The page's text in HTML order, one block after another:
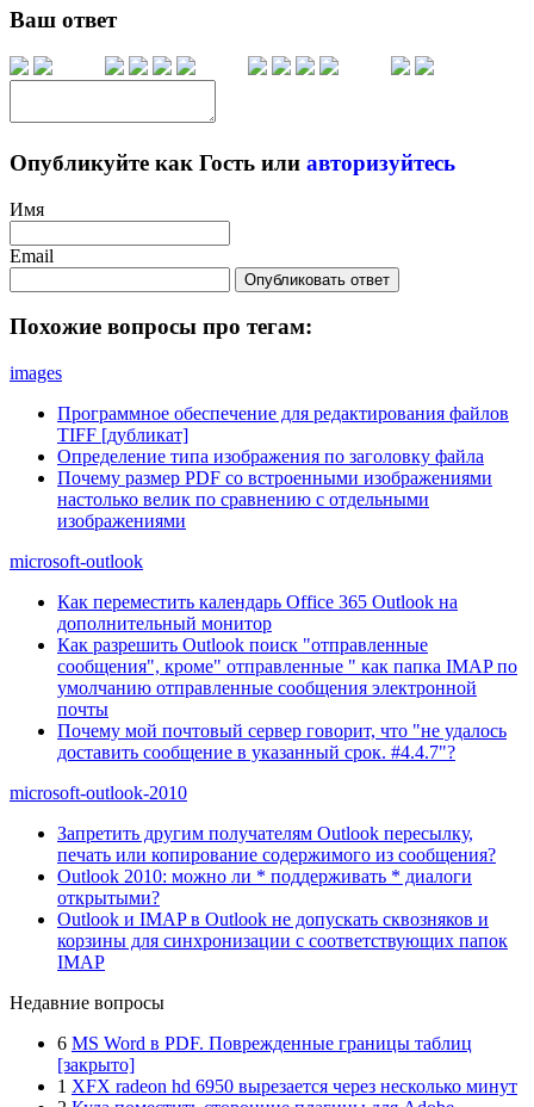
Ваш ответ
Опубликуйте как Гость или авторизуйтесь
Имя
Email
Опубликовать ответ
Похожие вопросы про тегам:
images
Программное обеспечение для редактирования файлов
TIFF [дубликат]
Определение типа изображения по заголовку файла
Почему размер PDF со встроенными изображениями
настолько велик по сравнению с отдельными
изображениями
microsoft-outlook
Как переместить календарь Office 365 Outlook на
дополнительный монитор
Как разрешить Outlook поиск "отправленные
сообщения", кроме" отправленные " как папка IMAP по
умолчанию отправленные сообщения электронной
почты
Почему мой почтовый сервер говорит, что "не удалось
доставить сообщение в указанный срок. #4.4.7"?
microsoft-outlook-2010
Запретить другим получателям Outlook пересылку,
печать или копирование содержимого из сообщения?
Outlook 2010: можно ли * поддерживать * диалоги
открытыми?
Outlook и IMAP в Outlook не допускать сквозняков и
корзины для синхронизации с соответствующих папок
IMAP
Недавние вопросы
6 MS Word в PDF. Поврежденные границы таблиц
[закрыто]
1 XFX radeon hd 6950 вырезается через несколько минут